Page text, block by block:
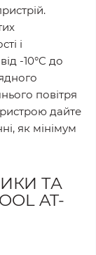
і
-10°C до
повітря
дайте
як мінімум
ТА
AT-